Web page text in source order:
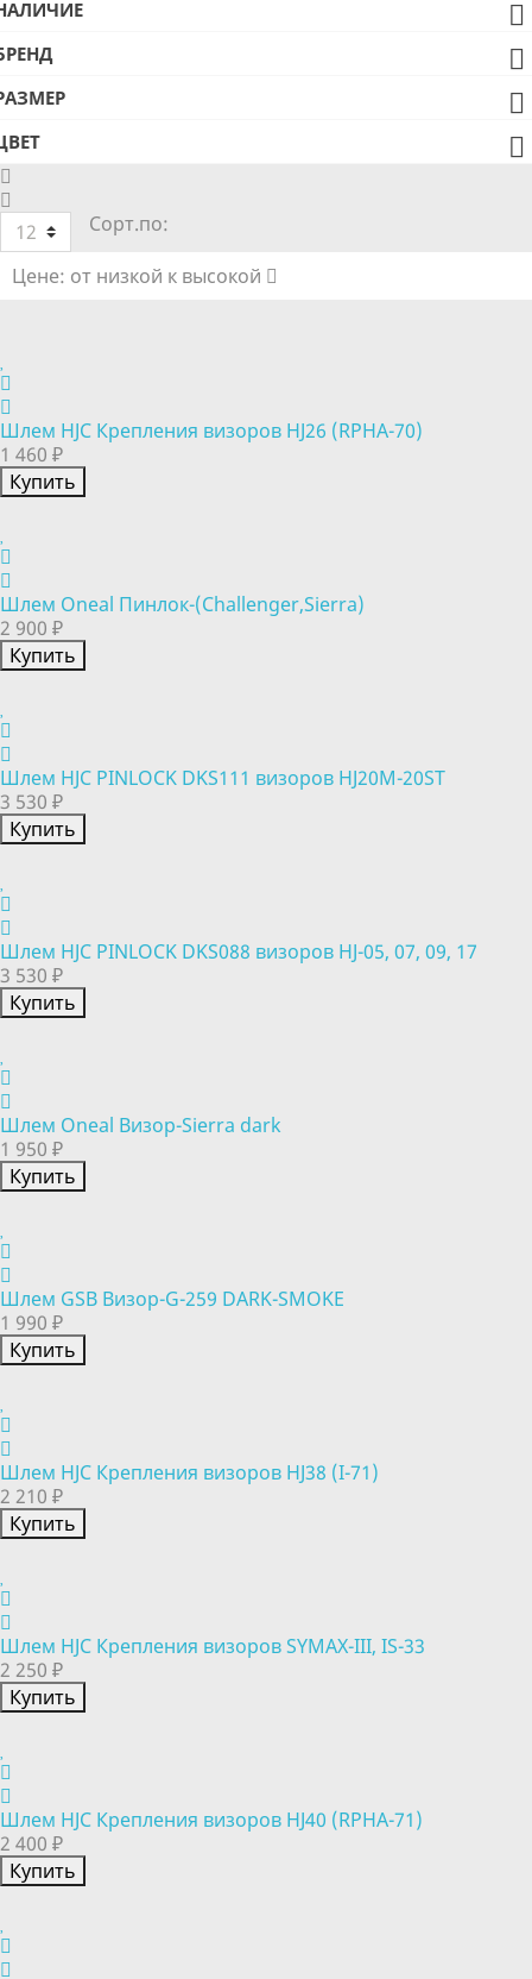




12
Сорт.по:
Цене: от низкой к высокой
Шлем HJC Крепления визоров HJ26 (RPHA-70)
1 460 ₽
Купить
Шлем Oneal Пинлок-(Challenger,Sierra)
2 900 ₽
Купить
Шлем HJC PINLOCK DKS111 визоров HJ20M-20ST
3 530 ₽
Купить
Шлем HJC PINLOCK DKS088 визоров HJ-05, 07, 09, 17
3 530 ₽
Купить
Шлем Oneal Визор-Sierra dark
1 950 ₽
Купить
Шлем GSB Визор-G-259 DARK-SMOKE
1 990 ₽
Купить
Шлем HJC Крепления визоров HJ38 (I-71)
2 210 ₽
Купить
Шлем HJC Крепления визоров SYMAX-III, IS-33
2 250 ₽
Купить
Шлем HJC Крепления визоров HJ40 (RPHA-71)
2 400 ₽
Купить